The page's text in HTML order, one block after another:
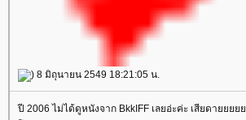
) 8 มิถุนายน 2549 18:21:05 น.
ปี 2006 ไม่ได้ดูหนังจาก BkkIFF เลยอ่ะค่ะ เสียดา